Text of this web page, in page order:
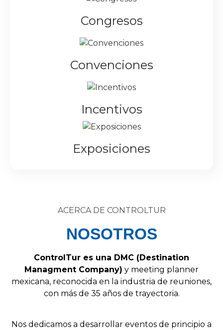
Congresos
Convenciones
Incentivos
Exposiciones
ACERCA DE CONTROLTUR
NOSOTROS
ControlTur es una DMC (Destination
Managment Company) y meeting planner
mexicana, reconocida en la industria de reuniones,
con más de 35 años de trayectoria.
Nos dedicamos a desarrollar eventos de principio a